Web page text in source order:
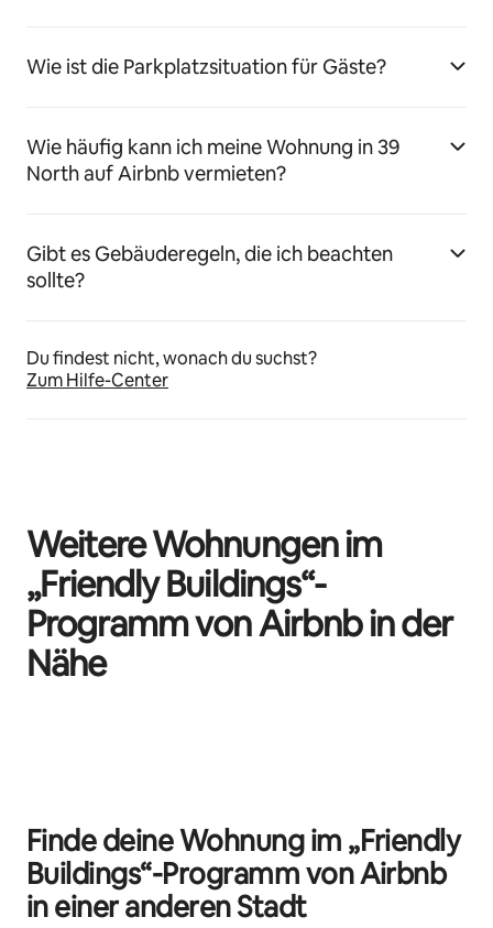
Wie ist die Parkplatzsituation für Gäste?
Wie häufig kann ich meine Wohnung in 39
North auf Airbnb vermieten?
Gibt es Gebäuderegeln, die ich beachten
sollte?
Du findest nicht, wonach du suchst?
Zum Hilfe-Center
Weitere Wohnungen im
„Friendly Buildings“-
Programm von Airbnb in der
Nähe
Finde deine Wohnung im „Friendly
Buildings“-Programm von Airbnb
in einer anderen Stadt